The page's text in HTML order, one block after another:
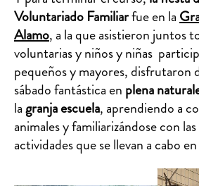
Voluntariado Familiarfue en la
Alamo, a la que asistieron juntos
voluntarias y niños y niñas
pequeños y mayores, disfrutaron
sábado fantástica en plena
lagranja escuela, aprendiendo a
animales y familiarizándose con
actividades que se llevan a cabo